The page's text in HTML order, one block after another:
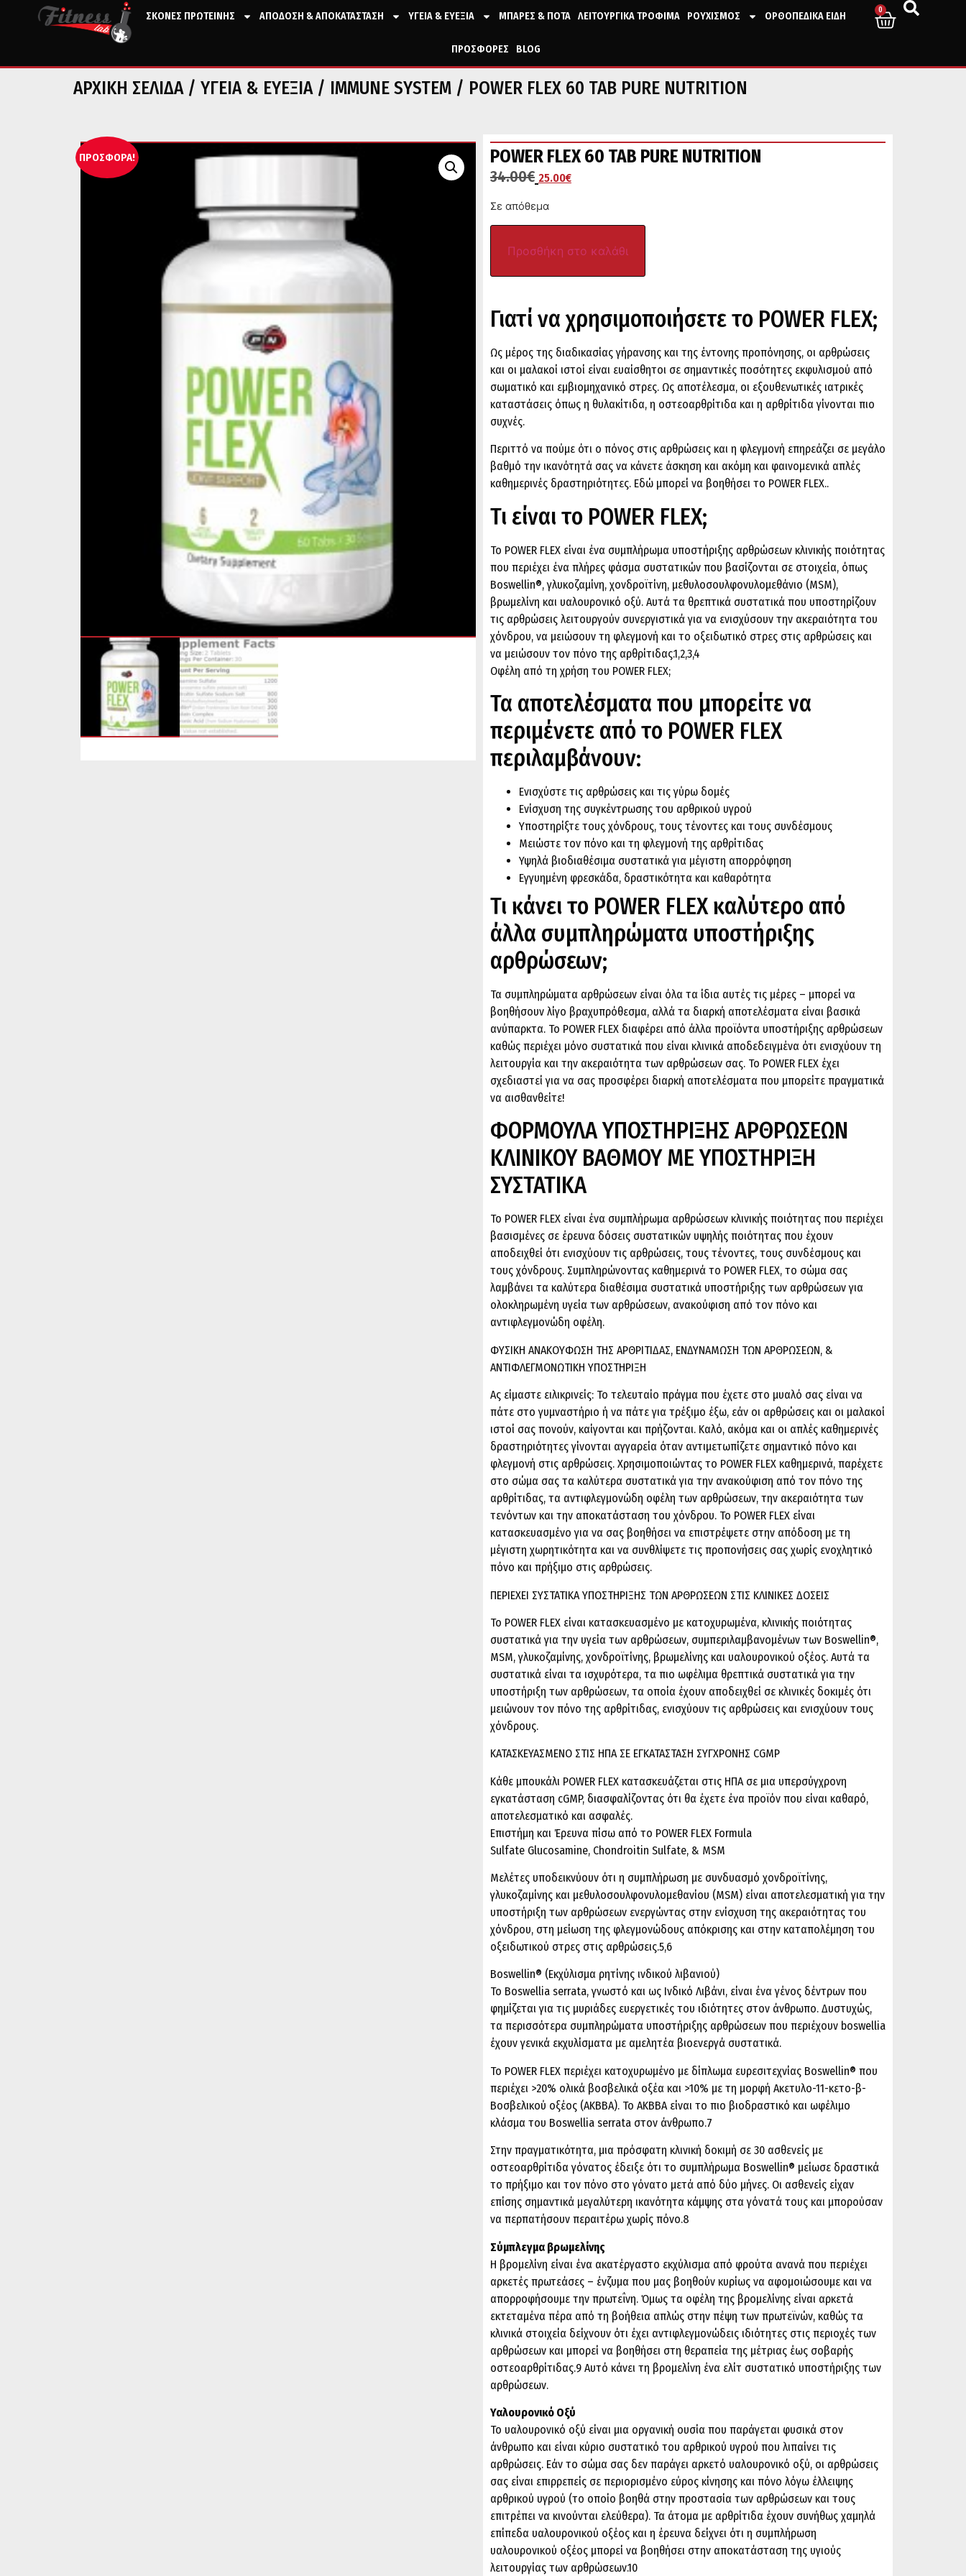
ΣΚΟΝΕΣ ΠΡΩΤΕΙΝΗΣ ΑΠΟΔΟΣΗ & ΑΠΟΚΑΤΑΣΤΑΣΗ ΥΓΕΙΑ & ΕΥΕΞΙΑ ΜΠΑΡΕΣ & ΠΟΤΑ ΛΕΙΤΟΥΡΓΙΚΑ ΤΡΟΦΙΜΑ ΡΟΥΧΙΣΜΟΣ ΟΡΘΟΠΕΔΙΚΑ ΕΙΔΗ
ΠΡΟΣΦΟΡΕΣ BLOG
0
ΑΡΧΙΚΉ ΣΕΛΊΔΑ/ ΥΓΕΙΑ & ΕΥΕΞΙΑ/ IMMUNE SYSTEM / POWER FLEX 60 TAB PURE NUTRITION
ΠΡΟΣΦΟΡΆ! POWER FLEX 60 TAB PURE NUTRITION
34.00€ 25.00€
Σε απόθεμα
Προσθήκη στο καλάθι
Γιατί να χρησιμοποιήσετε το POWER FLEX;
Ως μέρος της διαδικασίας γήρανσης και της έντονης προπόνησης, οι αρθρώσεις
και οι μαλακοί ιστοί είναι ευαίσθητοι σε σημαντικές ποσότητες εκφυλισμού από
σωματικό και εμβιομηχανικό στρες. Ως αποτέλεσμα, οι εξουθενωτικές ιατρικές
καταστάσεις όπως η θυλακίτιδα, η οστεοαρθρίτιδα και η αρθρίτιδα γίνονται πιο
συχνές.
Περιττό να πούμε ότι ο πόνος στις αρθρώσεις και η φλεγμονή επηρεάζει σε μεγάλο
βαθμό την ικανότητά σας να κάνετε άσκηση και ακόμη και φαινομενικά απλές
καθημερινές δραστηριότητες. Εδώ μπορεί να βοηθήσει το POWER FLEX..
Τι είναι το POWER FLEX;
Το POWER FLEX είναι ένα συμπλήρωμα υποστήριξης αρθρώσεων κλινικής ποιότητας
που περιέχει ένα πλήρες φάσμα συστατικών που βασίζονται σε στοιχεία, όπως
Boswellin®, γλυκοζαμίνη, χονδροϊτίνη, μεθυλοσουλφονυλομεθάνιο (MSM),
βρωμελίνη και υαλουρονικό οξύ. Αυτά τα θρεπτικά συστατικά που υποστηρίζουν
τις αρθρώσεις λειτουργούν συνεργιστικά για να ενισχύσουν την ακεραιότητα του
χόνδρου, να μειώσουν τη φλεγμονή και το οξειδωτικό στρες στις αρθρώσεις και
να μειώσουν τον πόνο της αρθρίτιδας.1,2,3,4
Οφέλη από τη χρήση του POWER FLEX;
Τα αποτελέσματα που μπορείτε να
περιμένετε από το POWER FLEX
περιλαμβάνουν:
Ενισχύστε τις αρθρώσεις και τις γύρω δομές
Ενίσχυση της συγκέντρωσης του αρθρικού υγρού
Υποστηρίξτε τους χόνδρους, τους τένοντες και τους συνδέσμους
Μειώστε τον πόνο και τη φλεγμονή της αρθρίτιδας
Υψηλά βιοδιαθέσιμα συστατικά για μέγιστη απορρόφηση
Εγγυημένη φρεσκάδα, δραστικότητα και καθαρότητα
Τι κάνει το POWER FLEX καλύτερο από
άλλα συμπληρώματα υποστήριξης
αρθρώσεων;
Τα συμπληρώματα αρθρώσεων είναι όλα τα ίδια αυτές τις μέρες – μπορεί να
βοηθήσουν λίγο βραχυπρόθεσμα, αλλά τα διαρκή αποτελέσματα είναι βασικά
ανύπαρκτα. Το POWER FLEX διαφέρει από άλλα προϊόντα υποστήριξης αρθρώσεων
καθώς περιέχει μόνο συστατικά που είναι κλινικά αποδεδειγμένα ότι ενισχύουν τη
λειτουργία και την ακεραιότητα των αρθρώσεων σας. Το POWER FLEX έχει
σχεδιαστεί για να σας προσφέρει διαρκή αποτελέσματα που μπορείτε πραγματικά
να αισθανθείτε!
ΦΟΡΜΟΥΛΑ ΥΠΟΣΤΗΡΙΞΗΣ ΑΡΘΡΩΣΕΩΝ
ΚΛΙΝΙΚΟΥ ΒΑΘΜΟΥ ΜΕ ΥΠΟΣΤΗΡΙΞΗ
ΣΥΣΤΑΤΙΚΑ
Το POWER FLEX είναι ένα συμπλήρωμα αρθρώσεων κλινικής ποιότητας που περιέχει
βασισμένες σε έρευνα δόσεις συστατικών υψηλής ποιότητας που έχουν
αποδειχθεί ότι ενισχύουν τις αρθρώσεις, τους τένοντες, τους συνδέσμους και
τους χόνδρους. Συμπληρώνοντας καθημερινά το POWER FLEX, το σώμα σας
λαμβάνει τα καλύτερα διαθέσιμα συστατικά υποστήριξης των αρθρώσεων για
ολοκληρωμένη υγεία των αρθρώσεων, ανακούφιση από τον πόνο και
αντιφλεγμονώδη οφέλη.
ΦΥΣΙΚΗ ΑΝΑΚΟΥΦΩΣΗ ΤΗΣ ΑΡΘΡΙΤΙΔΑΣ, ΕΝΔΥΝΑΜΩΣΗ ΤΩΝ ΑΡΘΡΩΣΕΩΝ, &
ΑΝΤΙΦΛΕΓΜΟΝΩΤΙΚΗ ΥΠΟΣΤΗΡΙΞΗ
Ας είμαστε ειλικρινείς: Το τελευταίο πράγμα που έχετε στο μυαλό σας είναι να
πάτε στο γυμναστήριο ή να πάτε για τρέξιμο έξω, εάν οι αρθρώσεις και οι μαλακοί
ιστοί σας πονούν, καίγονται και πρήζονται. Καλό, ακόμα και οι απλές καθημερινές
δραστηριότητες γίνονται αγγαρεία όταν αντιμετωπίζετε σημαντικό πόνο και
φλεγμονή στις αρθρώσεις. Χρησιμοποιώντας το POWER FLEX καθημερινά, παρέχετε
στο σώμα σας τα καλύτερα συστατικά για την ανακούφιση από τον πόνο της
αρθρίτιδας, τα αντιφλεγμονώδη οφέλη των αρθρώσεων, την ακεραιότητα των
τενόντων και την αποκατάσταση του χόνδρου. Το POWER FLEX είναι
κατασκευασμένο για να σας βοηθήσει να επιστρέψετε στην απόδοση με τη
μέγιστη χωρητικότητα και να συνθλίψετε τις προπονήσεις σας χωρίς ενοχλητικό
πόνο και πρήξιμο στις αρθρώσεις.
ΠΕΡΙΕΧΕΙ ΣΥΣΤΑΤΙΚΑ ΥΠΟΣΤΗΡΙΞΗΣ ΤΩΝ ΑΡΘΡΩΣΕΩΝ ΣΤΙΣ ΚΛΙΝΙΚΕΣ ΔΟΣΕΙΣ
Το POWER FLEX είναι κατασκευασμένο με κατοχυρωμένα, κλινικής ποιότητας
συστατικά για την υγεία των αρθρώσεων, συμπεριλαμβανομένων των Boswellin®,
MSM, γλυκοζαμίνης, χονδροϊτίνης, βρωμελίνης και υαλουρονικού οξέος. Αυτά τα
συστατικά είναι τα ισχυρότερα, τα πιο ωφέλιμα θρεπτικά συστατικά για την
υποστήριξη των αρθρώσεων, τα οποία έχουν αποδειχθεί σε κλινικές δοκιμές ότι
μειώνουν τον πόνο της αρθρίτιδας, ενισχύουν τις αρθρώσεις και ενισχύουν τους
χόνδρους.
ΚΑΤΑΣΚΕΥΑΣΜΕΝΟ ΣΤΙΣ ΗΠΑ ΣΕ ΕΓΚΑΤΑΣΤΑΣΗ ΣΥΓΧΡΟΝΗΣ CGMP
Κάθε μπουκάλι POWER FLEX κατασκευάζεται στις ΗΠΑ σε μια υπερσύγχρονη
εγκατάσταση cGMP, διασφαλίζοντας ότι θα έχετε ένα προϊόν που είναι καθαρό,
αποτελεσματικό και ασφαλές.
Επιστήμη και Έρευνα πίσω από το POWER FLEX Formula
Sulfate Glucosamine, Chondroitin Sulfate, & MSM
Μελέτες υποδεικνύουν ότι η συμπλήρωση με συνδυασμό χονδροϊτίνης,
γλυκοζαμίνης και μεθυλοσουλφονυλομεθανίου (MSM) είναι αποτελεσματική για την
υποστήριξη των αρθρώσεων ενεργώντας στην ενίσχυση της ακεραιότητας του
χόνδρου, στη μείωση της φλεγμονώδους απόκρισης και στην καταπολέμηση του
οξειδωτικού στρες στις αρθρώσεις.5,6
Boswellin® (Εκχύλισμα ρητίνης ινδικού λιβανιού)
Το Boswellia serrata, γνωστό και ως Ινδικό Λιβάνι, είναι ένα γένος δέντρων που
φημίζεται για τις μυριάδες ευεργετικές του ιδιότητες στον άνθρωπο. Δυστυχώς,
τα περισσότερα συμπληρώματα υποστήριξης αρθρώσεων που περιέχουν boswellia
έχουν γενικά εκχυλίσματα με αμελητέα βιοενεργά συστατικά.
Το POWER FLEX περιέχει κατοχυρωμένο με δίπλωμα ευρεσιτεχνίας Boswellin® που
περιέχει >20% ολικά βοσβελικά οξέα και >10% με τη μορφή Ακετυλο-11-κετο-β-
Βοσβελικού οξέος (AKBBA). Το AKBBA είναι το πιο βιοδραστικό και ωφέλιμο
κλάσμα του Boswellia serrata στον άνθρωπο.7
Στην πραγματικότητα, μια πρόσφατη κλινική δοκιμή σε 30 ασθενείς με
οστεοαρθρίτιδα γόνατος έδειξε ότι το συμπλήρωμα Boswellin® μείωσε δραστικά
το πρήξιμο και τον πόνο στο γόνατο μετά από δύο μήνες. Οι ασθενείς είχαν
επίσης σημαντικά μεγαλύτερη ικανότητα κάμψης στα γόνατά τους και μπορούσαν
να περπατήσουν περαιτέρω χωρίς πόνο.8
Σύμπλεγμα βρωμελίνης
Η βρομελίνη είναι ένα ακατέργαστο εκχύλισμα από φρούτα ανανά που περιέχει
αρκετές πρωτεάσες – ένζυμα που μας βοηθούν κυρίως να αφομοιώσουμε και να
απορροφήσουμε την πρωτεΐνη. Όμως τα οφέλη της βρομελίνης είναι αρκετά
εκτεταμένα πέρα ​​από τη βοήθεια απλώς στην πέψη των πρωτεϊνών, καθώς τα
κλινικά στοιχεία δείχνουν ότι έχει αντιφλεγμονώδεις ιδιότητες στις περιοχές των
αρθρώσεων και μπορεί να βοηθήσει στη θεραπεία της μέτριας έως σοβαρής
οστεοαρθρίτιδας.9 Αυτό κάνει τη βρομελίνη ένα ελίτ συστατικό υποστήριξης των
αρθρώσεων.
Υαλουρονικό Οξύ
Το υαλουρονικό οξύ είναι μια οργανική ουσία που παράγεται φυσικά στον
άνθρωπο και είναι κύριο συστατικό του αρθρικού υγρού που λιπαίνει τις
αρθρώσεις. Εάν το σώμα σας δεν παράγει αρκετό υαλουρονικό οξύ, οι αρθρώσεις
σας είναι επιρρεπείς σε περιορισμένο εύρος κίνησης και πόνο λόγω έλλειψης
αρθρικού υγρού (το οποίο βοηθά στην προστασία των αρθρώσεων και τους
επιτρέπει να κινούνται ελεύθερα). Τα άτομα με αρθρίτιδα έχουν συνήθως χαμηλά
επίπεδα υαλουρονικού οξέος και η έρευνα δείχνει ότι η συμπλήρωση
υαλουρονικού οξέος μπορεί να βοηθήσει στην αποκατάσταση της υγιούς
λειτουργίας των αρθρώσεων.10